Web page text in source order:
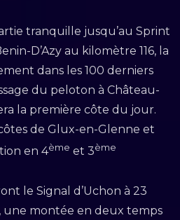
tranquille jusqu’au Sprint
D’Azy au kilomètre 116, la
dans les 100 derniers
du peloton à Château-
la première côte du jour.
de Glux-en-Glenne et
en 4ème et 3ème
le Signal d’Uchon à 23
une montée en deux temps